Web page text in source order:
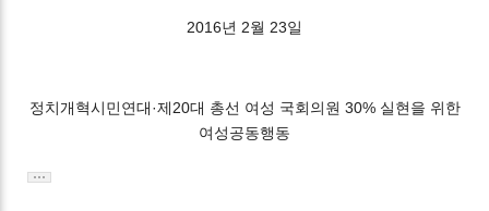
2016년 2월 23일
정치개혁시민연대·제20대 총선 여성 국회의원 30% 실현을 위한
여성공동행동